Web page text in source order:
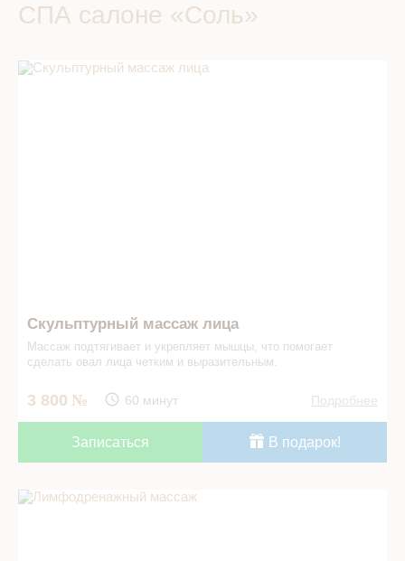
СПА салоне «Соль»
Скульптурный массаж лица в СПА салоне
Скульптурный массаж лица
Массаж подтягивает и укрепляет мышцы, что помогает
сделать овал лица четким и выразительным.
3 800 60 минут Подробнее
Записаться В подарок!
Лимфодренажный массаж в СПА салоне